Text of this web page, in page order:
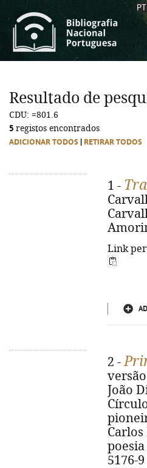
PT
Resultado de
CDU: =801.6
5 registos encontrados
ADICIONAR TODOS RETIRAR TODOS
1 -
Link
2 -
João
poesia
5176-9